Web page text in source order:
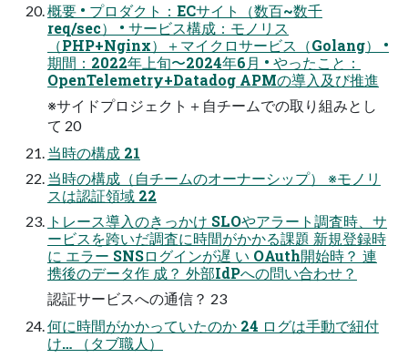
概要 • プロダクト：ECサイト（数百~数千
req/sec） • サービス構成：モノリス
（PHP+Nginx）＋マイクロサービス（Golang） •
期間：2022年上旬〜2024年6月 • やったこと：
OpenTelemetry+Datadog APMの導入及び推進
※サイドプロジェクト＋自チームでの取り組みとし
て 20
当時の構成 21
当時の構成（自チームのオーナーシップ） ※モノリ
スは認証領域 22
トレース導入のきっかけ SLOやアラート調査時、サ
ービスを跨いだ調査に時間がかかる課題 新規登録時
に エラー SNSログインが遅 い OAuth開始時？ 連
携後のデータ作 成？ 外部IdPへの問い合わせ？
認証サービスへの通信？ 23
何に時間がかかっていたのか 24 ログは手動で紐付
け… （タブ職人）